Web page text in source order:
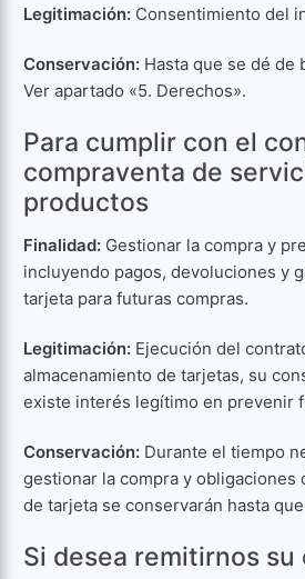
Legitimación: Consentimiento del
Conservación: Hasta que se dé de
Ver apartado «5. Derechos».
Para cumplir con el
compraventa de
productos
Finalidad: Gestionar la compra y
incluyendo pagos, devoluciones y
tarjeta para futuras compras.
Legitimación: Ejecución del
almacenamiento de tarjetas, su
existe interés legítimo en prevenir
Conservación: Durante el tiempo
gestionar la compra y obligaciones
de tarjeta se conservarán hasta
Si desea remitirnos